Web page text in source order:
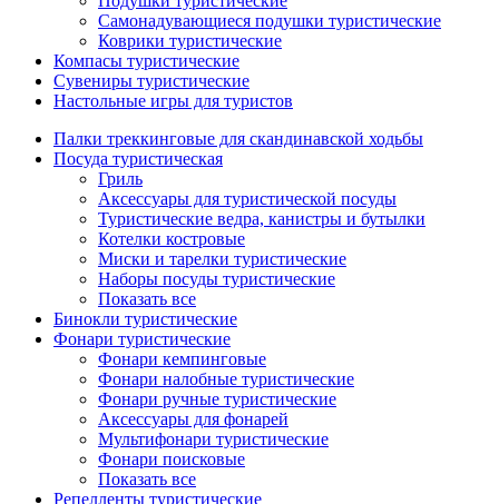
Самонадувающиеся подушки туристические
Коврики туристические
Компасы туристические
Сувениры туристические
Настольные игры для туристов
Палки треккинговые для скандинавской ходьбы
Посуда туристическая
Гриль
Аксессуары для туристической посуды
Туристические ведра, канистры и бутылки
Котелки костровые
Миски и тарелки туристические
Наборы посуды туристические
Показать все
Бинокли туристические
Фонари туристические
Фонари кемпинговые
Фонари налобные туристические
Фонари ручные туристические
Аксессуары для фонарей
Мультифонари туристические
Фонари поисковые
Показать все
Репелленты туристические